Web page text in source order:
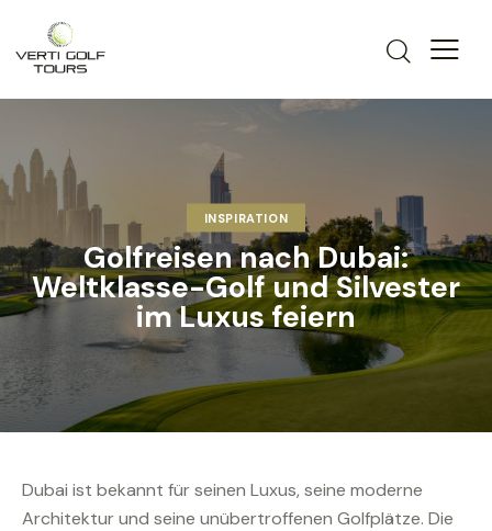
INSPIRATION
Golfreisen nach Dubai:
Weltklasse-Golf und Silvester
im Luxus feiern
Dubai ist bekannt für seinen Luxus, seine moderne
Architektur und seine unübertroffenen Golfplätze. Die